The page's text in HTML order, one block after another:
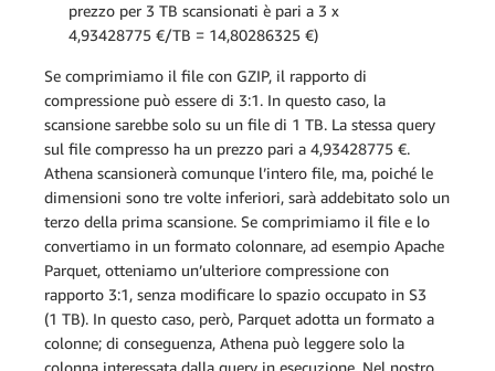
prezzo per 3 TB scansionati è pari a 3 x
4,93428775 €/TB = 14,80286325 €)
Se comprimiamo il file con GZIP, il rapporto di
compressione può essere di 3:1. In questo caso, la
scansione sarebbe solo su un file di 1 TB. La stessa query
sul file compresso ha un prezzo pari a 4,93428775 €.
Athena scansionerà comunque l’intero file, ma, poiché le
dimensioni sono tre volte inferiori, sarà addebitato solo un
terzo della prima scansione. Se comprimiamo il file e lo
convertiamo in un formato colonnare, ad esempio Apache
Parquet, otteniamo un’ulteriore compressione con
rapporto 3:1, senza modificare lo spazio occupato in S3
(1 TB). In questo caso, però, Parquet adotta un formato a
colonne; di conseguenza, Athena può leggere solo la
colonna interessata dalla query in esecuzione. Nel nostro